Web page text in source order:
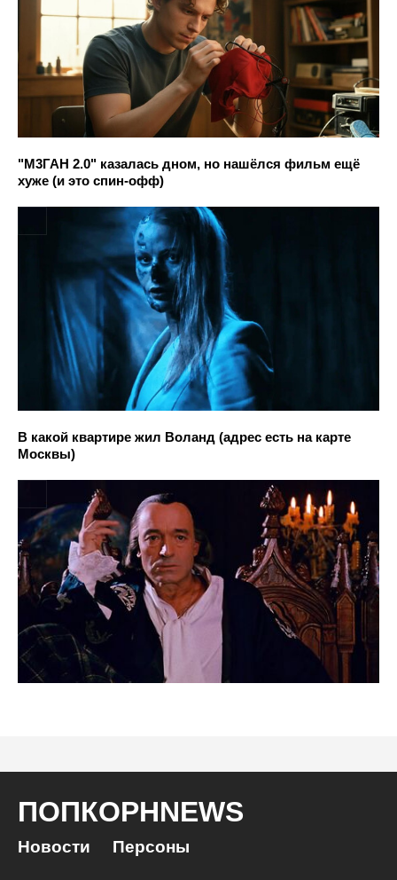
"М3ГАН 2.0" казалась дном, но нашёлся фильм ещё
хуже (и это спин-офф)
В какой квартире жил Воланд (адрес есть на карте
Москвы)
ПОПКОРНNEWS
Новости Персоны